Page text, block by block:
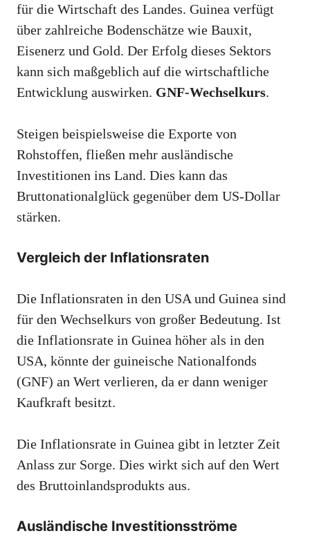
für die Wirtschaft des Landes. Guinea verfügt
über zahlreiche Bodenschätze wie Bauxit,
Eisenerz und Gold. Der Erfolg dieses Sektors
kann sich maßgeblich auf die wirtschaftliche
Entwicklung auswirken. GNF-Wechselkurs.
Steigen beispielsweise die Exporte von
Rohstoffen, fließen mehr ausländische
Investitionen ins Land. Dies kann das
Bruttonationalglück gegenüber dem US-Dollar
stärken.
Vergleich der Inflationsraten
Die Inflationsraten in den USA und Guinea sind
für den Wechselkurs von großer Bedeutung. Ist
die Inflationsrate in Guinea höher als in den
USA, könnte der guineische Nationalfonds
(GNF) an Wert verlieren, da er dann weniger
Kaufkraft besitzt.
Die Inflationsrate in Guinea gibt in letzter Zeit
Anlass zur Sorge. Dies wirkt sich auf den Wert
des Bruttoinlandsprodukts aus.
Ausländische Investitionsströme